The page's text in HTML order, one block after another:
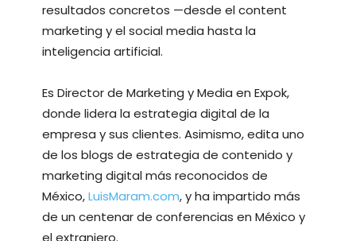
resultados concretos —desde el content
marketing y el social media hasta la
inteligencia artificial.
Es Director de Marketing y Media en Expok,
donde lidera la estrategia digital de la
empresa y sus clientes. Asimismo, edita uno
de los blogs de estrategia de contenido y
marketing digital más reconocidos de
México,LuisMaram.com, y ha impartido más
de un centenar de conferencias en México y
el extranjero.